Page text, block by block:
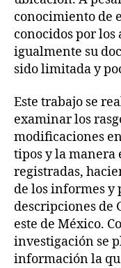
conocimiento de
conocidos por los
igualmente su
sido limitada y
Este trabajo se
examinar los
modificaciones
tipos y la manera
registradas,
de los informes
descripciones de
este de México.
investigación se
información la